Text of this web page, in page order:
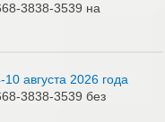
3838-3539 на
августа 2026 года
3838-3539 без